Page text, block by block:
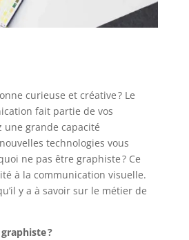
curieuse et créative ? Le
fait partie de vos
une grande capacité
technologies vous
ne pas être graphiste ? Ce
à la communication visuelle.
y a à savoir sur le métier de
?